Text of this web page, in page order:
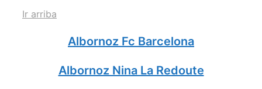
Ir arriba
Albornoz Fc Barcelona
Albornoz Nina La Redoute